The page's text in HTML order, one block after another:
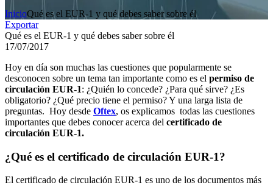
InicioQué es el EUR-1 y qué debes saber sobre él
Exportar
Qué es el EUR-1 y qué debes saber sobre él
17/07/2017
Hoy en día son muchas las cuestiones que popularmente se
desconocen sobre un tema tan importante como es el permiso de
circulación EUR-1: ¿Quién lo concede? ¿Para qué sirve? ¿Es
obligatorio? ¿Qué precio tiene el permiso? Y una larga lista de
preguntas. Hoy desde Oftex, os explicamos todas las cuestiones
importantes que debes conocer acerca del certificado de
circulación EUR-1.
¿Qué es el certificado de circulación EUR-1?
El certificado de circulación EUR-1 es uno de los documentos más